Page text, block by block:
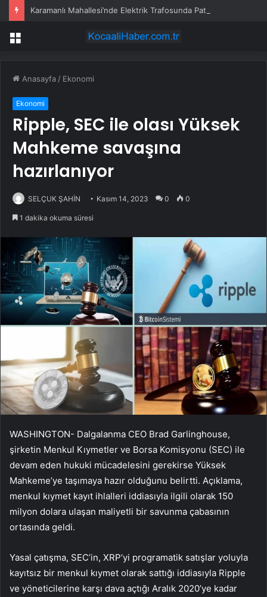
Menü
Anasayfa / Ekonomi
Ekonomi
Ripple, SEC ile olası Yüksek
Mahkeme savaşına
hazırlanıyor
SELÇUK ŞAHİN Kasım 14, 2023 0 0
1 dakika okuma süresi
WASHINGTON- Dalgalanma CEO Brad Garlinghouse,
şirketin Menkul Kıymetler ve Borsa Komisyonu (SEC) ile
devam eden hukuki mücadelesini gerekirse Yüksek
Mahkeme’ye taşımaya hazır olduğunu belirtti. Açıklama,
menkul kıymet kayıt ihlalleri iddiasıyla ilgili olarak 150
milyon dolara ulaşan maliyetli bir savunma çabasının
ortasında geldi.
Yasal çatışma, SEC’in, XRP’yi programatik satışlar yoluyla
kayıtsız bir menkul kıymet olarak sattığı iddiasıyla Ripple
ve yöneticilerine karşı dava açtığı Aralık 2020’ye kadar